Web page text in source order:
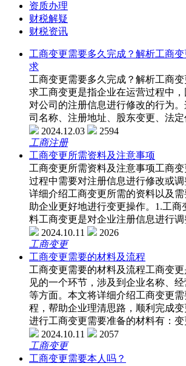
资质办理
财税解疑
财税资讯
工商变更需要多久完成？解析工商
求
工商变更需要多久完成？解析工商
求工商变更是指企业在运营过程中
对公司的注册信息进行修改的行为
司名称、注册地址、股东变更、法定
2024.12.03
2594
工商注册
工商变更所需资料及注意事项
工商变更所需资料及注意事项工商
过程中需要对注册信息进行修改或
详细介绍工商变更所需的资料以及
助企业更好地进行变更操作。1.工商
料工商变更是对企业注册信息进行
2024.10.11
2026
工商变更
工商变更需要的材料及流程
工商变更需要的材料及流程工商变
见的一个环节，涉及到企业名称、
等方面。本文将详细介绍工商变更
程，帮助企业理清思路，顺利完成
进行工商变更需要准备的材料有：
2024.10.11
2057
工商变更
工商变更需要本人吗？